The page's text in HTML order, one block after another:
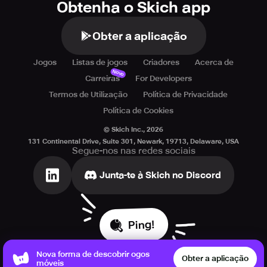
Obtenha o Skich app
Obter a aplicação
Jogos Listas de jogos Criadores
Acerca de
Carreiras
Novo
For Developers
Termos de Utilização
Política de Privacidade
Política de Cookies
© Skich Inc., 2026
131 Continental Drive, Suite 301, Newark, 19713, Delaware, USA
Segue-nos nas redes sociais
Junta-te à Skich no Discord
Ping!
Nova forma de descobrir ogos
móveis
Obter a aplicação